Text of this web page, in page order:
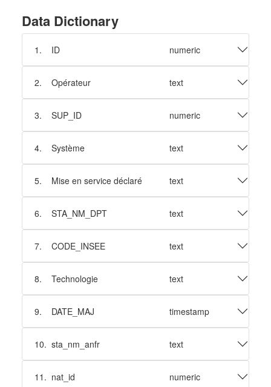
Data Dictionary
1. ID numeric
2. Opérateur text
3. SUP_ID numeric
4. Système text
5. Mise en service déclaré text
6. STA_NM_DPT text
7. CODE_INSEE text
8. Technologie text
9. DATE_MAJ timestamp
10. sta_nm_anfr text
11. nat_id numeric